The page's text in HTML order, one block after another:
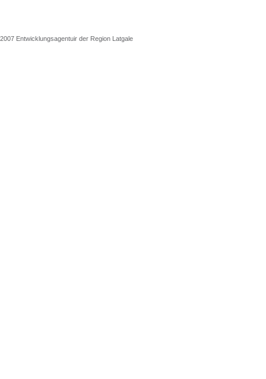
2007 Entwicklungsagentuir der Region Latgale